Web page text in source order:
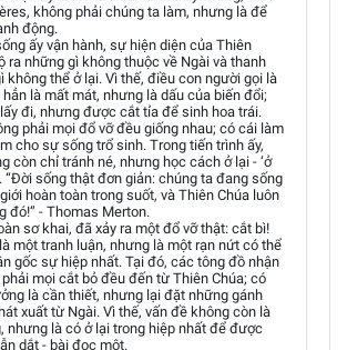
không phải chúng ta làm, nhưng là để
động.
ấy vận hành, sự hiện diện của Thiên
ra những gì không thuộc về Ngài và thanh
không thể ở lại. Vì thế, điều con người gọi là
hẳn là mất mát, nhưng là dấu của biến đổi;
đi, nhưng được cắt tỉa để sinh hoa trái.
phải mọi đổ vỡ đều giống nhau; có cái làm
cho sự sống trổ sinh. Trong tiến trình ấy,
còn chỉ tránh né, nhưng học cách ở lại - ‘ở
“Đời sống thật đơn giản: chúng ta đang sống
hoàn toàn trong suốt, và Thiên Chúa luôn
đó!” - Thomas Merton.
sơ khai, đã xảy ra một đổ vỡ thật: cắt bì!
một tranh luận, nhưng là một rạn nứt có thể
gốc sự hiệp nhất. Tại đó, các tông đồ nhận
mọi cắt bỏ đều đến từ Thiên Chúa; có
là cần thiết, nhưng lại đặt những gánh
xuất từ Ngài. Vì thế, vấn đề không còn là
nhưng là có ở lại trong hiệp nhất để được
dắt - bài đọc một.